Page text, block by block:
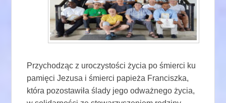
Przychodząc z uroczystości życia po śmierci ku
pamięci Jezusa i śmierci papieża Franciszka,
która pozostawiła ślady jego odważnego życia,